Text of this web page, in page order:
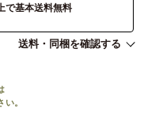
で基本送料無料
送料・同梱を確認する
い。